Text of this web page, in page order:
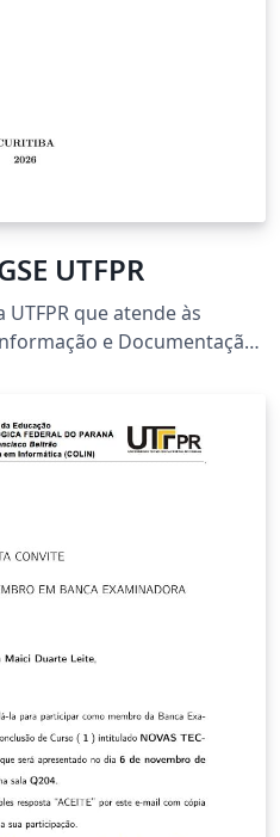
UTFPR
UTFPR que atende às
- Informação e
NBR 6027/2012 -
- Sumário - Apresentação
(nova edição de julho de
NBR 15287/2025 -
Commons.